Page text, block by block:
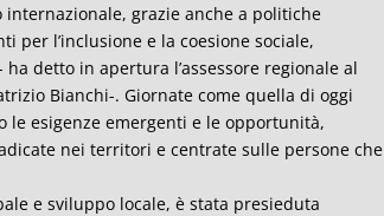
grazie anche a politiche
per l’inclusione e la coesione sociale,
detto in apertura l’assessore regionale al
Bianchi-. Giornate come quella di oggi
esigenze emergenti e le opportunità,
nei territori e centrate sulle persone che
e sviluppo locale, è stata presieduta